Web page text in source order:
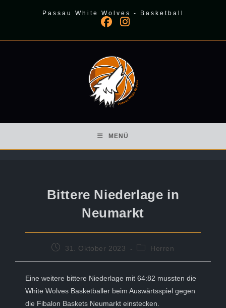
Passau White Wolves - Basketball
MENÜ
Bittere Niederlage in
Neumarkt
Beitrag31. Oktober 2023
Beitrags-
Herren
Eine weitere bittere Niederlage mit 64:82 mussten die
White Wolves Basketballer beim Auswärtsspiel gegen
die Fibalon Baskets Neumarkt einstecken.